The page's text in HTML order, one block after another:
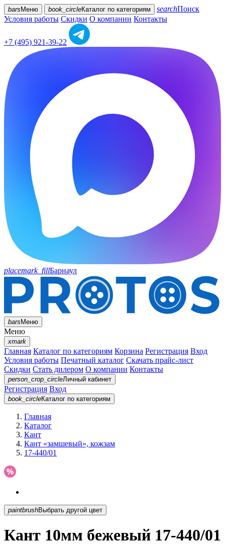
bars Меню book_circleКаталог по категориям searchПоиск
Условия работы Скидки О компании Контакты
+7 (495) 921-39-22
placemark_fillБарнаул
barsМеню
Меню
xmark
Главная Каталог по категориям Корзина Регистрация Вход
Условия работы Печатный каталог Скачать прайс-лист
Скидки Стать дилером О компании Контакты
person_crop_circleЛичный кабинет
Регистрация Вход
book_circleКаталог по категориям
Главная
Каталог
Кант
Кант «замшевый», кожзам
17-440/01
paintbrush Выбрать другой цвет
Кант 10мм бежевый 17-440/01